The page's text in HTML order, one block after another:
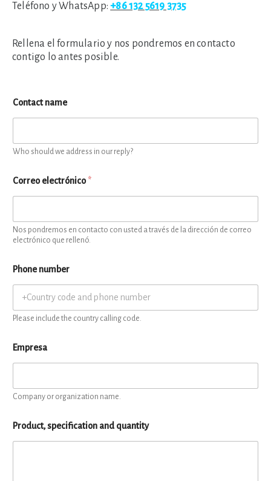
Teléfono y WhatsApp:+86 132 5619 3735
Rellena el formulario y nos pondremos en contacto
contigo lo antes posible.
Contact name
Who should we address in our reply?
Correo electrónico*
Nos pondremos en contacto con usted a través de la dirección de correo
electrónico que rellenó.
Phone number
Please include the country calling code.
Empresa
Company or organization name.
Product, specification and quantity